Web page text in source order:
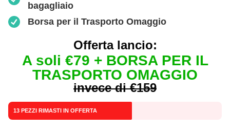
bagagliaio
Borsa per il Trasporto Omaggio
Offerta lancio:
A soli €79 + BORSA PER IL
TRASPORTO OMAGGIO
invece di €159
13 PEZZI RIMASTI IN OFFERTA